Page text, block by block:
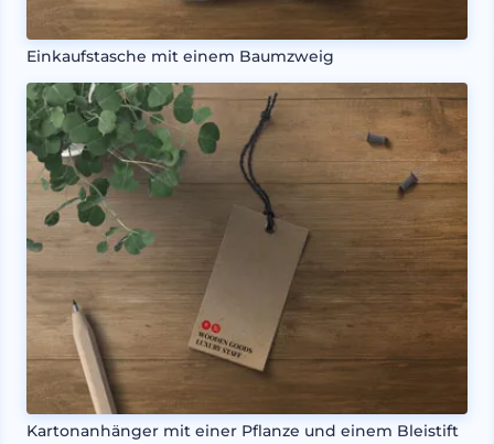
Einkaufstasche mit einem Baumzweig
Kartonanhänger mit einer Pflanze und einem Bleistift